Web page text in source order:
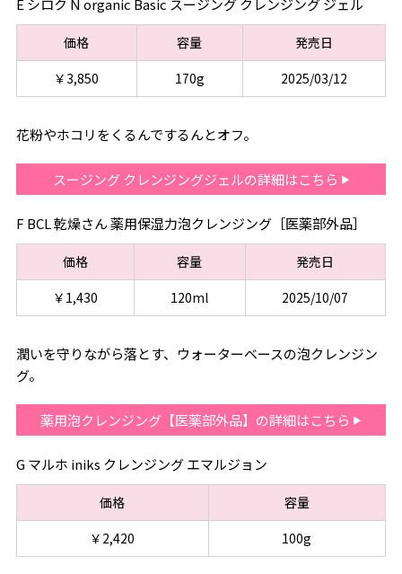
E シロク N organic Basic スージング クレンジング ジェル
価格 容量
発売日
￥3,850
170g 2025/03/12
花粉やホコリをくるんでするんとオフ。
スージング クレンジングジェルの詳細はこちら
F BCL 乾燥さん 薬用保湿力泡クレンジング［医薬部外品］
価格 容量
発売日
￥1,430
120ml 2025/10/07
潤いを守りながら落とす、ウォーターベースの泡クレンジン
グ。
薬用泡クレンジング【医薬部外品】の詳細はこちら
G マルホ iniks クレンジング エマルジョン
価格
容量
￥2,420
100g